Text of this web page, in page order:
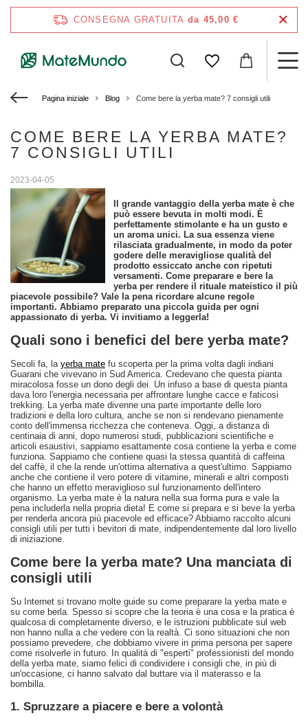
CONSEGNA GRATUITA da 45,00 €
Pagina iniziale Blog Come bere la yerba mate? 7 consigli utili
COME BERE LA YERBA MATE?
7 CONSIGLI UTILI
2023-04-05
Il grande vantaggio della yerba mate è che
può essere bevuta in molti modi. È
perfettamente stimolante e ha un gusto e
un aroma unici. La sua essenza viene
rilasciata gradualmente, in modo da poter
godere delle meravigliose qualità del
prodotto essiccato anche con ripetuti
versamenti. Come preparare e bere la
yerba per rendere il rituale mateistico il più
piacevole possibile? Vale la pena ricordare alcune regole
importanti. Abbiamo preparato una piccola guida per ogni
appassionato di yerba. Vi invitiamo a leggerla!
Quali sono i benefici del bere yerba mate?
Secoli fa, la yerba mate fu scoperta per la prima volta dagli indiani
Guarani che vivevano in Sud America. Credevano che questa pianta
miracolosa fosse un dono degli dei. Un infuso a base di questa pianta
dava loro l'energia necessaria per affrontare lunghe cacce e faticosi
trekking. La yerba mate divenne una parte importante delle loro
tradizioni e della loro cultura, anche se non si rendevano pienamente
conto dell'immensa ricchezza che conteneva. Oggi, a distanza di
centinaia di anni, dopo numerosi studi, pubblicazioni scientifiche e
articoli esaustivi, sappiamo esattamente cosa contiene la yerba e come
funziona. Sappiamo che contiene quasi la stessa quantità di caffeina
del caffè, il che la rende un'ottima alternativa a quest'ultimo. Sappiamo
anche che contiene il vero potere di vitamine, minerali e altri composti
che hanno un effetto meraviglioso sul funzionamento dell'intero
organismo. La yerba mate è la natura nella sua forma pura e vale la
pena includerla nella propria dieta! E come si prepara e si beve la yerba
per renderla ancora più piacevole ed efficace? Abbiamo raccolto alcuni
consigli utili per tutti i bevitori di mate, indipendentemente dal loro livello
di iniziazione.
Come bere la yerba mate? Una manciata di
consigli utili
Su Internet si trovano molte guide su come preparare la yerba mate e
su come berla. Spesso si scopre che la teoria è una cosa e la pratica è
qualcosa di completamente diverso, e le istruzioni pubblicate sul web
non hanno nulla a che vedere con la realtà. Ci sono situazioni che non
possiamo prevedere, che dobbiamo vivere in prima persona per sapere
come risolverle in futuro. In qualità di "esperti" professionisti del mondo
della yerba mate, siamo felici di condividere i consigli che, in più di
un'occasione, ci hanno salvato dal buttare via il materasso e la
bombilla.
1. Spruzzare a piacere e bere a volontà